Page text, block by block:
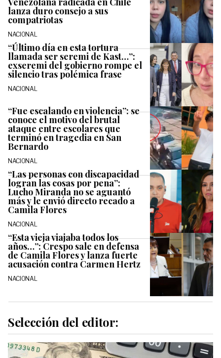
lanza duro consejo a sus
compatriotas
NACIONAL
“Último día en esta tortura
llamada ser seremi de Kast…”:
exseremi del gobierno rompe el
silencio tras polémica frase
NACIONAL
“Fue escalando en violencia”: se
conoce el motivo del brutal
ataque entre escolares que
terminó en tragedia en San
Bernardo
NACIONAL
“Las personas con discapacidad
logran las cosas por pena”:
Lucho Miranda no se aguantó
más y le envió directo recado a
Camila Flores
NACIONAL
“Esta vieja viajaba todos los
años…”: Crespo sale en defensa
de Camila Flores y lanza fuerte
acusación contra Carmen Hertz
NACIONAL
Selección del editor: